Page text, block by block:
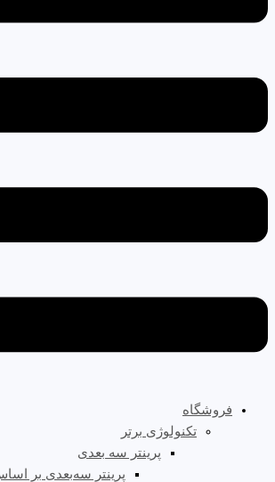
فروشگاه
تکنولوژی برتر
پرینتر سه‌ بعدی
پرینتر سه‌بعدی بر